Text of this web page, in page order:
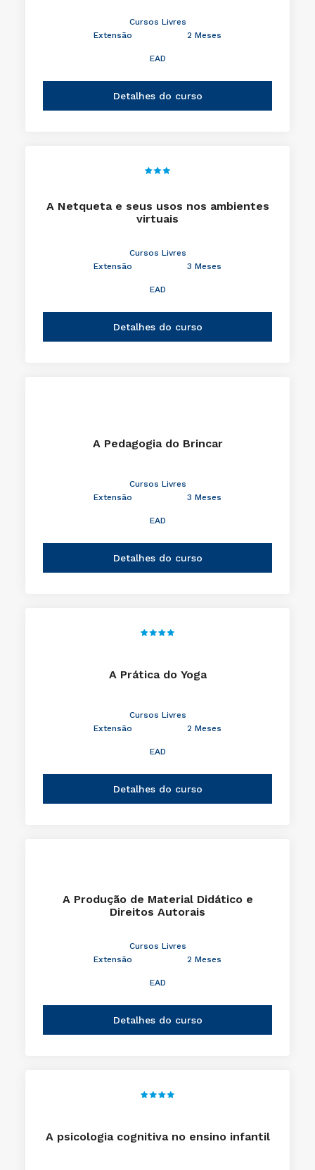
Cursos Livres
Extensão
2 Meses
EAD
Detalhes do curso
A Netqueta e seus usos nos ambientes
virtuais
Cursos Livres
Extensão
3 Meses
EAD
Detalhes do curso
A Pedagogia do Brincar
Cursos Livres
Extensão
3 Meses
EAD
Detalhes do curso
A Prática do Yoga
Cursos Livres
Extensão
2 Meses
EAD
Detalhes do curso
A Produção de Material Didático e
Direitos Autorais
Cursos Livres
Extensão
2 Meses
EAD
Detalhes do curso
A psicologia cognitiva no ensino infantil